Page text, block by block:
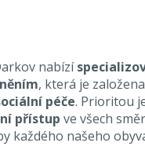
nabízí
, která je
péče. Prioritou
přístup ve všech
každého našeho